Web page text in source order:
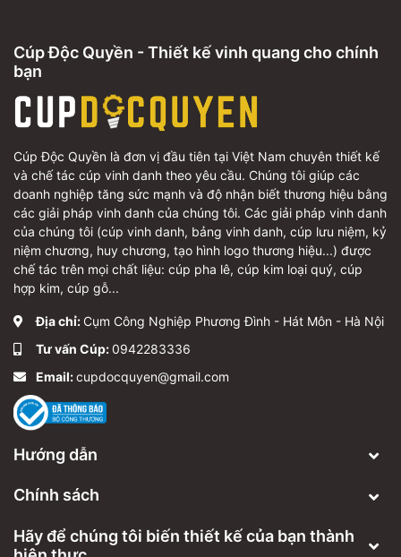
Cúp Độc Quyền - Thiết kế vinh quang cho chính
bạn
Cúp Độc Quyền là đơn vị đầu tiên tại Việt Nam chuyên thiết kế
và chế tác cúp vinh danh theo yêu cầu. Chúng tôi giúp các
doanh nghiệp tăng sức mạnh và độ nhận biết thương hiệu bằng
các giải pháp vinh danh của chúng tôi. Các giải pháp vinh danh
của chúng tôi (cúp vinh danh, bảng vinh danh, cúp lưu niệm, kỷ
niệm chương, huy chương, tạo hình logo thương hiệu...) được
chế tác trên mọi chất liệu: cúp pha lê, cúp kim loại quý, cúp
hợp kim, cúp gỗ...
Địa chỉ: Cụm Công Nghiệp Phương Đình - Hát Môn - Hà Nội
Tư vấn Cúp:0942283336
Email:cupdocquyen@gmail.com
Hướng dẫn
Chính sách
Hãy để chúng tôi biến thiết kế của bạn thành